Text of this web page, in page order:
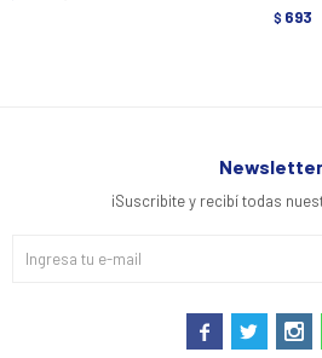
$ 693
Newsletter
¡Suscribite y recibí todas
  